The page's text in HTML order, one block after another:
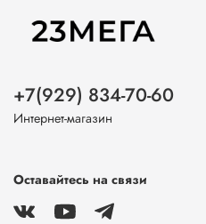
+7(929) 834-70-60
Интернет-магазин
Оставайтесь на связи